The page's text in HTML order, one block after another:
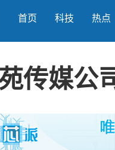
首页 科技 热点
传媒公